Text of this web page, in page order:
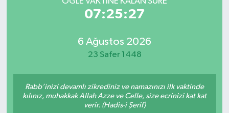
07:25:27
6 Ağustos 2026
23 Safer 1448
Rabb’inizi devamlı zikrediniz ve namazınızı ilk vaktinde
kılınız, muhakkak Allah Azze ve Celle, size ecrinizi kat kat
verir. (Hadis-i Şerif)
Süper Lig Puan Durumu ve Fikstür
Tüm Manşetler
Haber Arşivi